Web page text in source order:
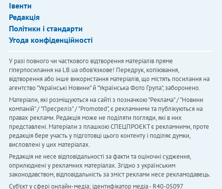
Івенти
Редакція
Політики і стандарти
Угода конфіденційності
У разі повного чи часткового відтворення матеріалів пряме
гіперпосилання на LB.ua обов'язкове! Передрук, копіювання,
відтворення або інше використання матеріалів, що містять посилання на
агентство "Українськi Новини" й "Українська Фото Група", заборонено.
Матеріали, які розміщуються на сайті з позначкою "Реклама" / "Новини
компаній" / "Пресреліз" / "Promoted", є рекламними та публікуються на
правах реклами. Редакція може не поділяти погляди, які в них
представлені. Матеріали з плашкою СПЕЦПРОЄКТ є рекламними, проте
редакція бере участь у підготовці цього контенту і поділяє думки,
висловлені у цих матеріалах.
Редакція не несе відповідальності за факти та оціночні судження,
оприлюднені у рекламних матеріалах. Згідно з українським
законодавством, відповідальність за зміст реклами несе рекламодавець.
Cуб'єкт у сфері онлайн-медіа; ідентифікатор медіа - R40-05097